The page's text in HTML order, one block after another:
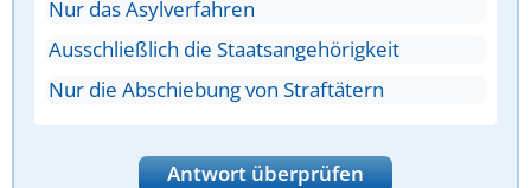
Nur das Asylverfahren
Ausschließlich die Staatsangehörigkeit
Nur die Abschiebung von Straftätern
Antwort überprüfen